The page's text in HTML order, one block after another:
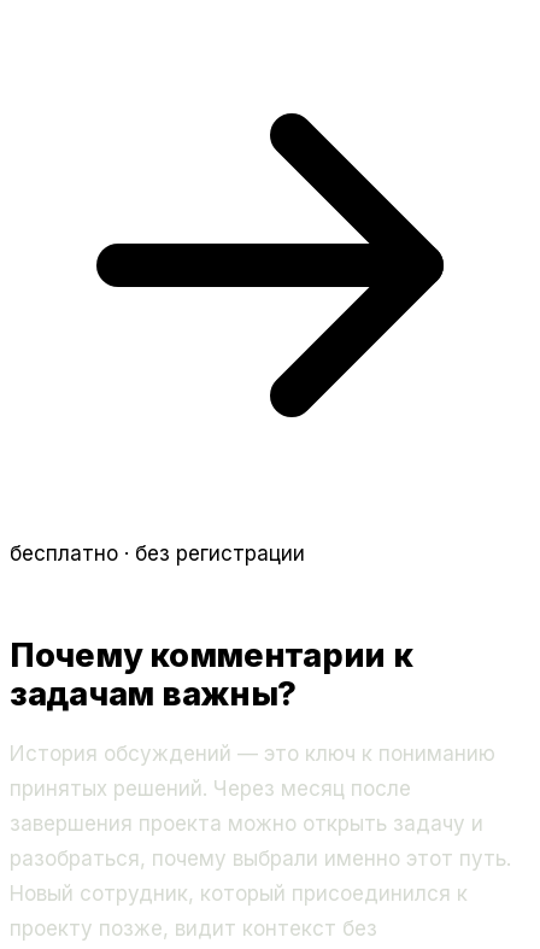
бесплатно · без регистрации
Почему комментарии к
задачам важны?
История обсуждений — это ключ к пониманию
принятых решений. Через месяц после
завершения проекта можно открыть задачу и
разобраться, почему выбрали именно этот путь.
Новый сотрудник, который присоединился к
проекту позже, видит контекст без